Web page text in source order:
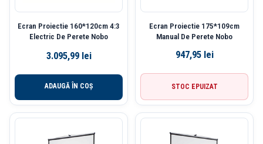
Ecran Proiectie 160*120cm 4:3
Electric De Perete Nobo
3.095,99 lei
ADAUGĂ ÎN COȘ
Ecran Proiectie 175*109cm
Manual De Perete Nobo
947,95 lei
STOC EPUIZAT